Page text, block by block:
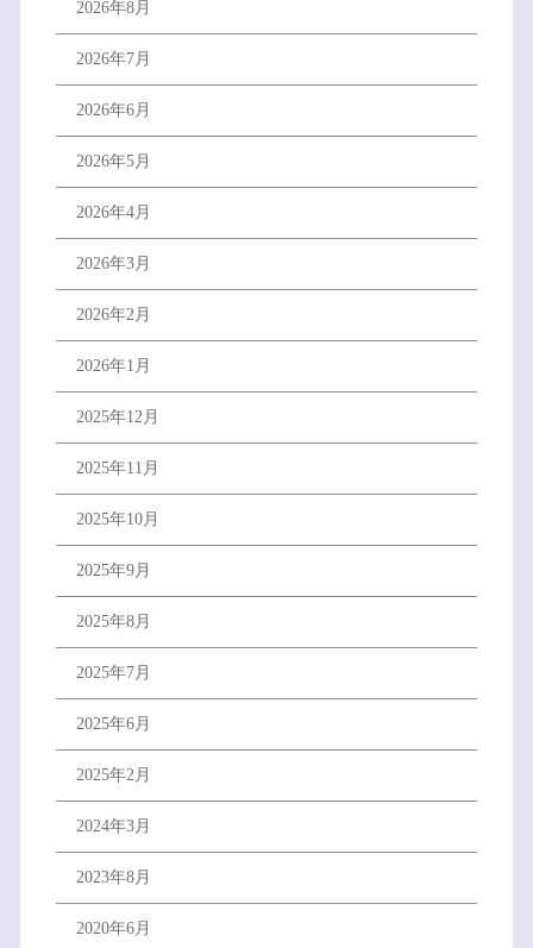
2026年8月
2026年7月
2026年6月
2026年5月
2026年4月
2026年3月
2026年2月
2026年1月
2025年12月
2025年11月
2025年10月
2025年9月
2025年8月
2025年7月
2025年6月
2025年2月
2024年3月
2023年8月
2020年6月